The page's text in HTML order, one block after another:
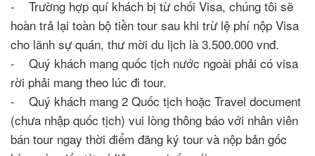
- Trường hợp quí khách bị từ chối Visa, chúng tôi sẽ
hoàn trả lại toàn bộ tiền tour sau khi trừ lệ phí nộp Visa
cho lãnh sự quán, thư mời du lịch là 3.500.000 vnđ.
- Quý khách mang quốc tịch nước ngoài phải có visa
rời phải mang theo lúc đi tour.
- Quý khách mang 2 Quốc tịch hoặc Travel document
(chưa nhập quốc tịch) vui lòng thông báo với nhân viên
bán tour ngay thời điểm đăng ký tour và nộp bản gốc